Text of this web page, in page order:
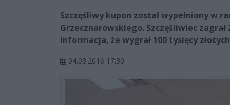
Szczęśliwy kupon został wypełniony w
Grzecznarowskiego. Szczęśliwiec
informacja, że wygrał 100 tysięcy
04.03.2016 17:30